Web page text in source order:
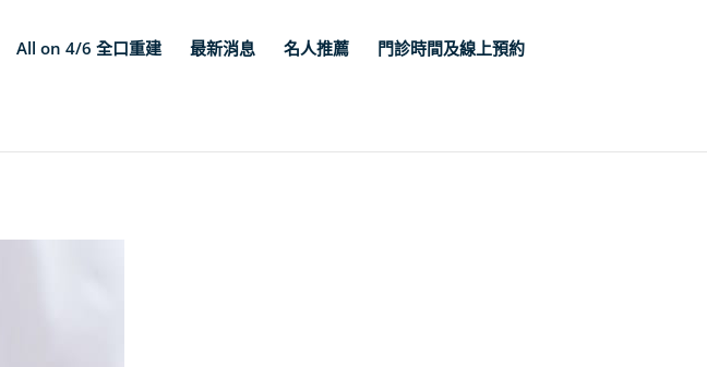
All on 4/6 全口重建 最新消息 名人推薦 門診時間及線上預約